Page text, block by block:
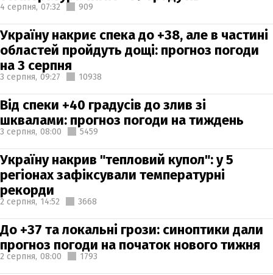
4 серпня, 07:32 909
Україну накриє спека до +38, але в частині
областей пройдуть дощі: прогноз погоди
на 3 серпня
3 серпня, 09:27 10938
Від спеки +40 градусів до злив зі
шквалами: прогноз погоди на тиждень
3 серпня, 08:00 5459
Україну накрив "тепловий купол": у 5
регіонах зафіксували температурні
рекорди
2 серпня, 14:52 3668
До +37 та локальні грози: синоптики дали
прогноз погоди на початок нового тижня
2 серпня, 08:00 1793